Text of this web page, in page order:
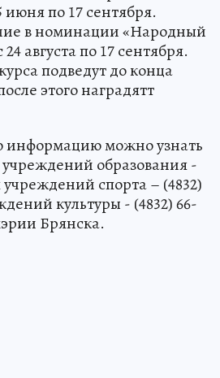
июня по 17 сентября.
в номинации «Народный
августа по 17 сентября.
подведут до конца
этого наградятт
информацию можно узнать
образования -
учреждений спорта – (4832)
культуры - (4832) 66-
Брянска.